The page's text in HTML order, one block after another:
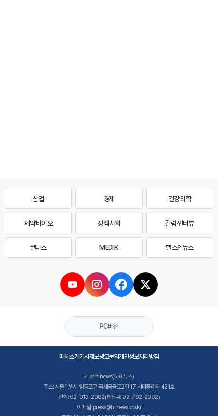
산업 경제 건강·의학
제약·바이오 정책·사회 칼럼·인터뷰
웰니스 MEDI·K 헬스인뉴스
PC버전
매체소개기사제보광고문의개인정보처리방침
제호: hinews(하이뉴스)
주소: 서울특별시 영등포구 국제금융로2길 17 시티플라자 421호
전화: 02-313-2382(편집국: 02-782-2382)
이메일: press@hinews.co.kr